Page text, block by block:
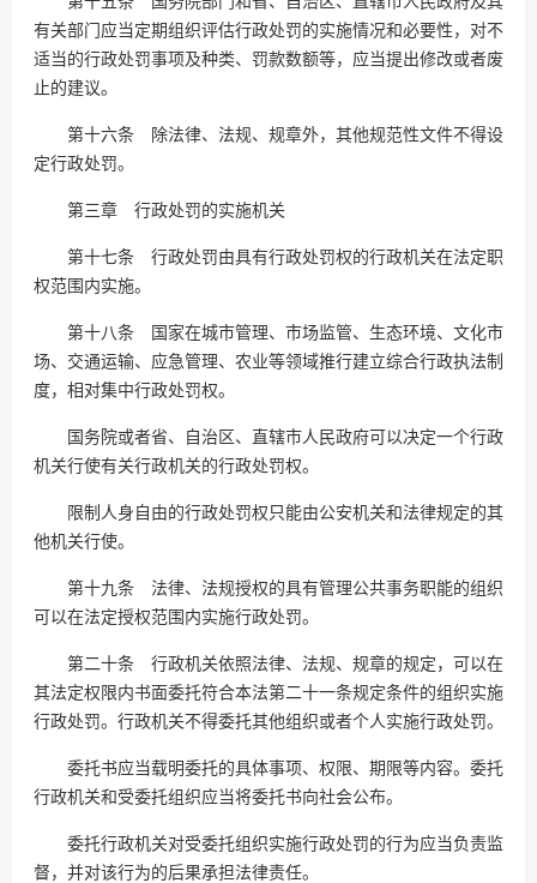
有关部门应当定期组织评估行政处罚的实施情况和必要性，对不
适当的行政处罚事项及种类、罚款数额等，应当提出修改或者废
止的建议。
第十六条 除法律、法规、规章外，其他规范性文件不得设
定行政处罚。
第三章 行政处罚的实施机关
第十七条 行政处罚由具有行政处罚权的行政机关在法定职
权范围内实施。
第十八条 国家在城市管理、市场监管、生态环境、文化市
场、交通运输、应急管理、农业等领域推行建立综合行政执法制
度，相对集中行政处罚权。
国务院或者省、自治区、直辖市人民政府可以决定一个行政
机关行使有关行政机关的行政处罚权。
限制人身自由的行政处罚权只能由公安机关和法律规定的其
他机关行使。
第十九条 法律、法规授权的具有管理公共事务职能的组织
可以在法定授权范围内实施行政处罚。
第二十条 行政机关依照法律、法规、规章的规定，可以在
其法定权限内书面委托符合本法第二十一条规定条件的组织实施
行政处罚。行政机关不得委托其他组织或者个人实施行政处罚。
委托书应当载明委托的具体事项、权限、期限等内容。委托
行政机关和受委托组织应当将委托书向社会公布。
委托行政机关对受委托组织实施行政处罚的行为应当负责监
督，并对该行为的后果承担法律责任。